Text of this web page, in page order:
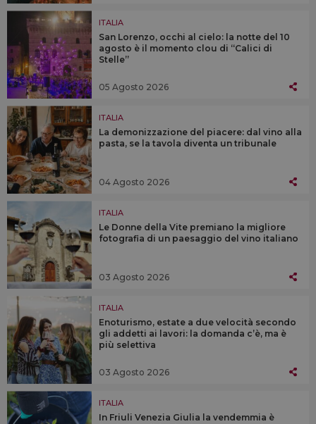
ITALIA
San Lorenzo, occhi al cielo: la notte del 10
agosto è il momento clou di “Calici di
Stelle”
05 Agosto 2026
ITALIA
La demonizzazione del piacere: dal vino alla
pasta, se la tavola diventa un tribunale
04 Agosto 2026
ITALIA
Le Donne della Vite premiano la migliore
fotografia di un paesaggio del vino italiano
03 Agosto 2026
ITALIA
Enoturismo, estate a due velocità secondo
gli addetti ai lavori: la domanda c’è, ma è
più selettiva
03 Agosto 2026
ITALIA
In Friuli Venezia Giulia la vendemmia è